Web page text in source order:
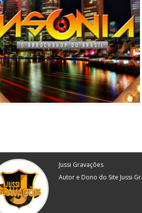
Jussi Gravações
Autor e Dono do Site Jussi